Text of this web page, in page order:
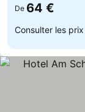
De 64 €
Consulter les